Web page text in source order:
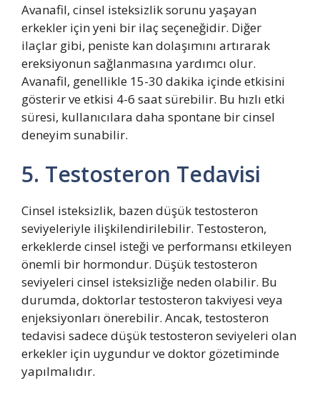
Avanafil, cinsel isteksizlik sorunu yaşayan
erkekler için yeni bir ilaç seçeneğidir. Diğer
ilaçlar gibi, peniste kan dolaşımını artırarak
ereksiyonun sağlanmasına yardımcı olur.
Avanafil, genellikle 15-30 dakika içinde etkisini
gösterir ve etkisi 4-6 saat sürebilir. Bu hızlı etki
süresi, kullanıcılara daha spontane bir cinsel
deneyim sunabilir.
5. Testosteron Tedavisi
Cinsel isteksizlik, bazen düşük testosteron
seviyeleriyle ilişkilendirilebilir. Testosteron,
erkeklerde cinsel isteği ve performansı etkileyen
önemli bir hormondur. Düşük testosteron
seviyeleri cinsel isteksizliğe neden olabilir. Bu
durumda, doktorlar testosteron takviyesi veya
enjeksiyonları önerebilir. Ancak, testosteron
tedavisi sadece düşük testosteron seviyeleri olan
erkekler için uygundur ve doktor gözetiminde
yapılmalıdır.